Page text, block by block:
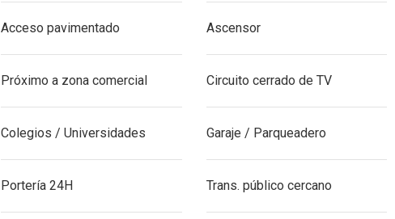
Acceso pavimentado Ascensor
Próximo a zona comercial Circuito cerrado de TV
Colegios / Universidades Garaje / Parqueadero
Portería 24H Trans. público cercano